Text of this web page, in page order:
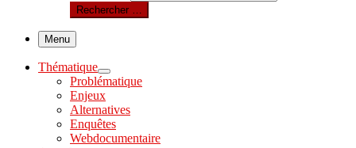
Rechercher …
Menu
Thématique
Problématique
Enjeux
Alternatives
Enquêtes
Webdocumentaire